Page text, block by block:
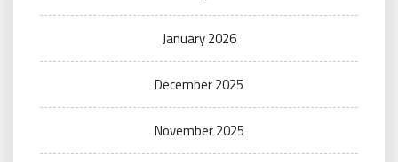
January 2026
December 2025
November 2025